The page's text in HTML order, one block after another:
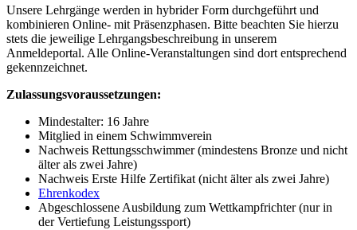
Unsere Lehrgänge werden in hybrider Form durchgeführt und
kombinieren Online- mit Präsenzphasen. Bitte beachten Sie hierzu
stets die jeweilige Lehrgangsbeschreibung in unserem
Anmeldeportal. Alle Online-Veranstaltungen sind dort entsprechend
gekennzeichnet.
Zulassungsvoraussetzungen:
Mindestalter: 16 Jahre
Mitglied in einem Schwimmverein
Nachweis Rettungsschwimmer (mindestens Bronze und nicht
älter als zwei Jahre)
Nachweis Erste Hilfe Zertifikat (nicht älter als zwei Jahre)
Ehrenkodex
Abgeschlossene Ausbildung zum Wettkampfrichter (nur in
der Vertiefung Leistungssport)